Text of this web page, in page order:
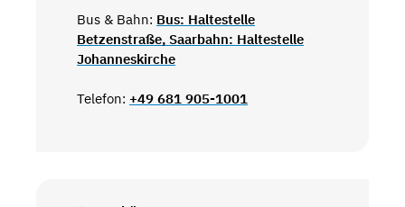
Bus & Bahn: Bus: Haltestelle
Betzenstraße, Saarbahn: Haltestelle
Johanneskirche
Telefon: +49 681 905-1001